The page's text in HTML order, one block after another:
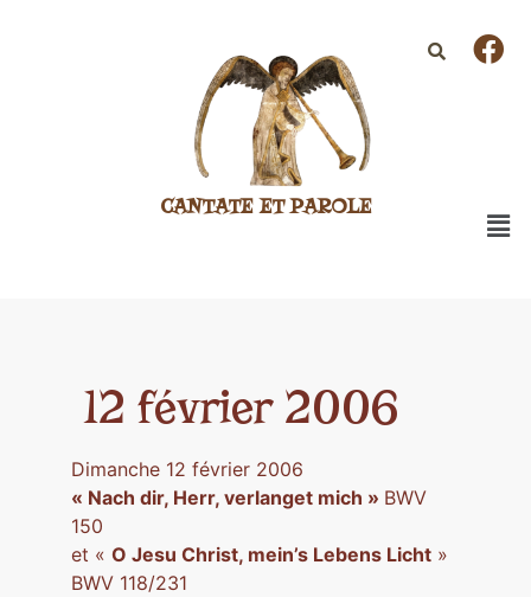
CANTATE ET PAROLE
12 février 2006
Dimanche 12 février 2006
« Nach dir, Herr, verlanget mich » BWV
150
et « O Jesu Christ, mein’s Lebens Licht »
BWV 118/231